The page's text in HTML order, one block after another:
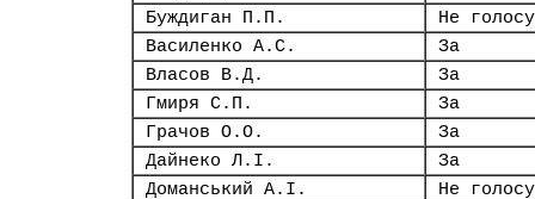
Буждиган П.П.
Не
Василенко А.С.
За
Власов В.Д.
За
Гмиря С.П.
За
Грачов О.О.
За
Дайнеко Л.І.
За
Доманський А.І.
Не